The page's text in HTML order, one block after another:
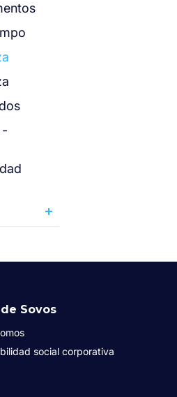
-
Sovos
social corporativa